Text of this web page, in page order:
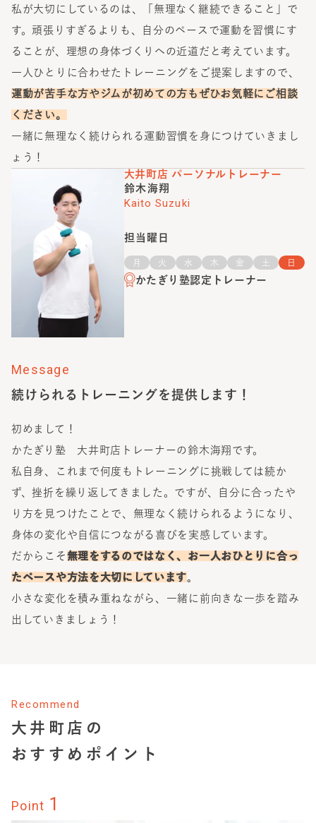
私が大切にしているのは、「無理なく継続できること」で
す。頑張りすぎるよりも、自分のペースで運動を習慣にす
ることが、理想の身体づくりへの近道だと考えています。
一人ひとりに合わせたトレーニングをご提案しますので、
運動が苦手な方やジムが初めての方もぜひお気軽にご相談
ください。
一緒に無理なく続けられる運動習慣を身につけていきまし
ょう！
大井町店 パーソナルトレーナー
鈴木海翔
Kaito Suzuki
担当曜日
月 火 水 木 金 土 日
かたぎり塾認定トレーナー
続けられるトレーニングを提供します！
Message
初めまして！
かたぎり塾 大井町店トレーナーの鈴木海翔です。
私自身、これまで何度もトレーニングに挑戦しては続か
ず、挫折を繰り返してきました。ですが、自分に合ったや
り方を見つけたことで、無理なく続けられるようになり、
身体の変化や自信につながる喜びを実感しています。
だからこそ 無理をするのではなく、お一人おひとりに合っ
たペースや方法を大切にしています。
小さな変化を積み重ねながら、一緒に前向きな一歩を踏み
出していきましょう！
大井町店 の
おすすめポイント
Recommend
Point 1